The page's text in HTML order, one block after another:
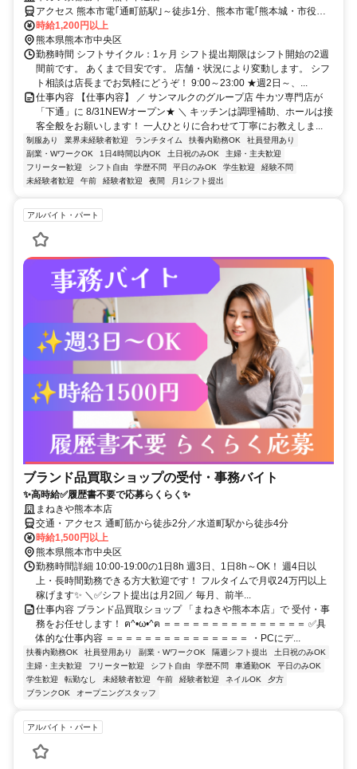
アクセス 熊本市電｢通町筋駅｣～徒歩1分、熊本市電｢熊本城・市役所
前駅｣･｢水道町駅｣～徒歩3分
時給1,200円以上
熊本県熊本市中央区
勤務時間 シフトサイクル：1ヶ月 シフト提出期限はシフト開始の2週
間前です。 あくまで目安です。 店舗・状況により変動します。 シフ
ト相談は店長までお気軽にどうぞ！ 9:00～23:00 ★週2日～、...
仕事内容 【仕事内容】 ／ サンマルクのグループ店 牛カツ専門店が
「下通」に 8/31NEWオープン★ ＼ キッチンは調理補助、ホールは接
客全般をお願いします！ 一人ひとりに合わせて丁寧にお教えしま...
制服あり 業界未経験者歓迎 ランチタイム 扶養内勤務OK
社員登用あり
副業・WワークOK
1日4時間以内OK 土日祝のみOK
主婦・主夫歓迎
フリーター歓迎
シフト自由 学歴不問 平日のみOK 学生歓迎
経験不問
未経験者歓迎
午前 経験者歓迎 夜間 月1シフト提出
アルバイト・パート
ブランド品買取ショップの受付・事務バイト
✨高時給✅履歴書不要で応募らくらく✨
まねきや熊本本店
交通・アクセス 通町筋から徒歩2分／水道町駅から徒歩4分
時給1,500円以上
熊本県熊本市中央区
勤務時間詳細 10:00-19:00の1日8h 週3日、1日8h～OK！ 週4日以
上・長時間勤務できる方大歓迎です！ フルタイムで月収24万円以上
稼げます✨ ＼✅シフト提出は月2回／ 毎月、前半...
仕事内容 ブランド品買取ショップ 「まねきや熊本本店」で 受付・事
務をお任せします！ ฅ^•ω•^ฅ ＝＝＝＝＝＝＝＝＝＝＝＝＝＝＝ ✅具
体的な仕事内容 ＝＝＝＝＝＝＝＝＝＝＝＝＝＝＝ ・PCにデ...
扶養内勤務OK 社員登用あり 副業・WワークOK 隔週シフト提出
土日祝のみOK
主婦・主夫歓迎
フリーター歓迎 シフト自由 学歴不問 車通勤OK
平日のみOK
学生歓迎
転勤なし 未経験者歓迎 午前 経験者歓迎 ネイルOK
夕方
ブランクOK
オープニングスタッフ
アルバイト・パート